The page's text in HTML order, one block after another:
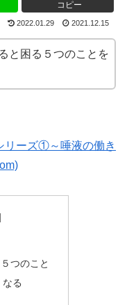
コピー
2022.01.29 2021.12.15
と困る５つのことを
リーズ①～唾液の働き
つのこと
る